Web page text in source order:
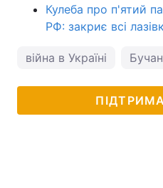
Кулеба про п'ятий
РФ: закриє всі
війна в Україні